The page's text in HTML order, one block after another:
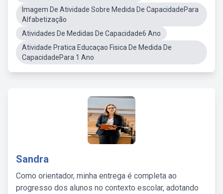
Imagem De Atividade Sobre Medida De CapacidadePara
Alfabetização
Atividades De Medidas De Capacidade6 Ano
Atividade Pratica Educaçao Fisica De Medida De
CapacidadePara 1 Ano
Sandra
Como orientador, minha entrega é completa ao
progresso dos alunos no contexto escolar, adotando